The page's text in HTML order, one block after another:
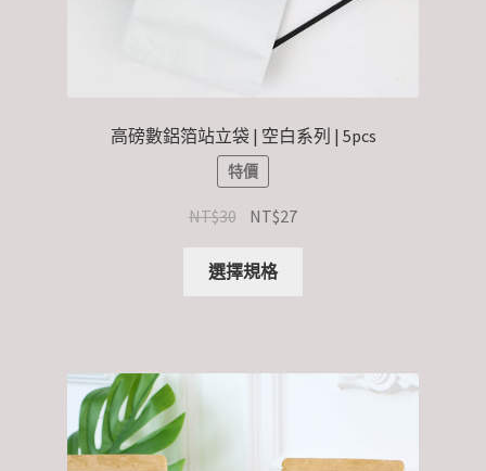
高磅數鋁箔站立袋 | 空白系列 | 5pcs
特價
NT$30 NT$27
選擇規格